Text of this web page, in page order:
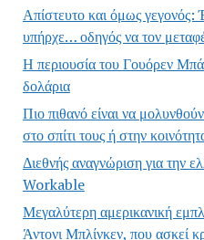
Απίστευτο και όμως
υπήρχε… οδηγός να τον
Η περιουσία του Γουόρεν
δολάρια
Πιο πιθανό είναι να
στο σπίτι τους ή στην
Διεθνής αναγνώριση για την
Workable
Μεγαλύτερη αμερικανική
Άντονι Μπλίνκεν, που ασκεί